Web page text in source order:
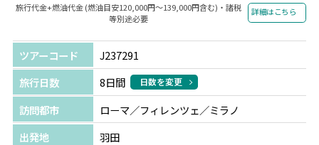
旅行代金+燃油代金 (燃油目安120,000円～139,000円含む)・諸税
等別途必要
詳細はこちら
ツアーコード
J237291
旅行日数
8日間 日数を変更
訪問都市
ローマ／フィレンツェ／ミラノ
出発地
羽田